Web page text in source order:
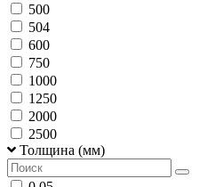
500
504
600
750
1000
1250
2000
2500
Толщина (мм)